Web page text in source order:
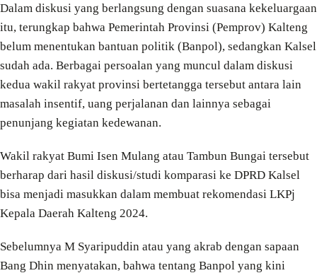
Dalam diskusi yang berlangsung dengan suasana kekeluargaan
itu, terungkap bahwa Pemerintah Provinsi (Pemprov) Kalteng
belum menentukan bantuan politik (Banpol), sedangkan Kalsel
sudah ada. Berbagai persoalan yang muncul dalam diskusi
kedua wakil rakyat provinsi bertetangga tersebut antara lain
masalah insentif, uang perjalanan dan lainnya sebagai
penunjang kegiatan kedewanan.
Wakil rakyat Bumi Isen Mulang atau Tambun Bungai tersebut
berharap dari hasil diskusi/studi komparasi ke DPRD Kalsel
bisa menjadi masukkan dalam membuat rekomendasi LKPj
Kepala Daerah Kalteng 2024.
Sebelumnya M Syaripuddin atau yang akrab dengan sapaan
Bang Dhin menyatakan, bahwa tentang Banpol yang kini